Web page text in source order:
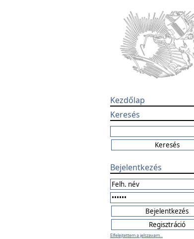
Kezdőlap
Keresés
Bejelentkezés
Elfelejtettem a jelszavam...